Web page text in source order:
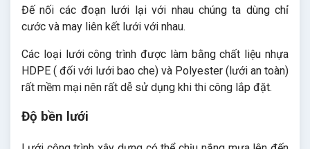
Đế nối các đoạn lưới lại với nhau chúng ta dùng chỉ
cước và may liên kết lưới với nhau.
Các loại lưới công trình được làm bằng chất liệu nhựa
HDPE ( đối với lưới bao che) và Polyester (lưới an toàn)
rất mềm mại nên rất dễ sử dụng khi thi công lắp đặt.
Độ bền lưới